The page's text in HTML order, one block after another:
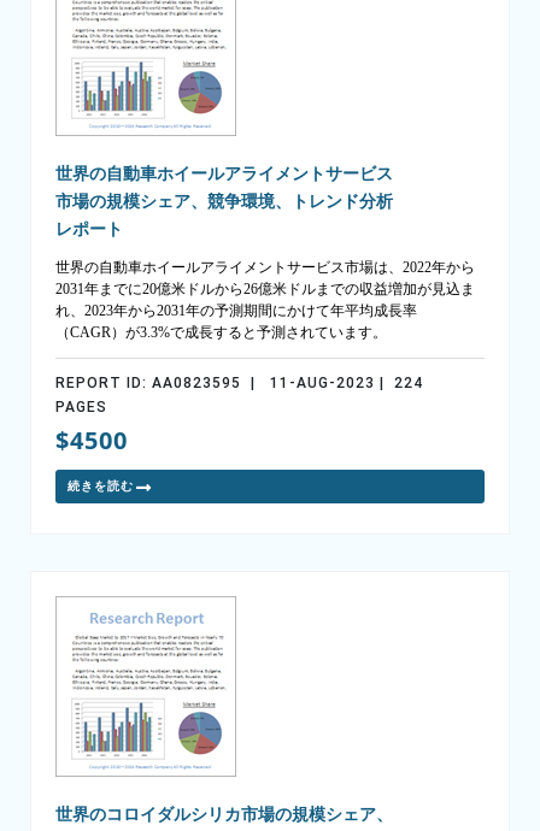
世界の自動車ホイールアライメントサービス
市場の規模シェア、競争環境、トレンド分析
レポート
世界の自動車ホイールアライメントサービス市場は、2022年から
2031年までに20億米ドルから26億米ドルまでの収益増加が見込ま
れ、2023年から2031年の予測期間にかけて年平均成長率
（CAGR）が3.3%で成長すると予測されています。
REPORT ID: AA0823595 | 11-AUG-2023 | 224
PAGES
$4500
続きを読む
世界のコロイダルシリカ市場の規模シェア、